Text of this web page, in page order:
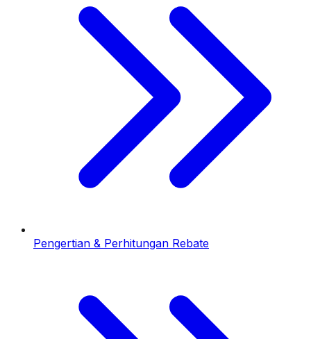
Pengertian & Perhitungan Rebate